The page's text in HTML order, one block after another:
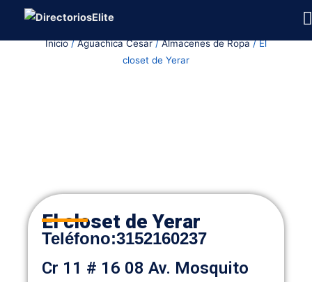
contenidoInicio/Aguachica Cesar/Almacenes de Ropa/ El
closet de Yerar
El closet de Yerar
Teléfono:3152160237
Cr 11 # 16 08 Av. Mosquito